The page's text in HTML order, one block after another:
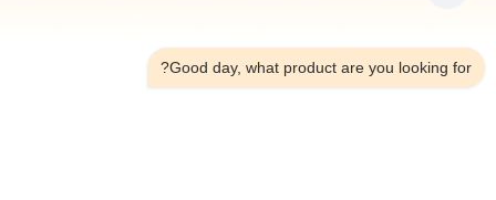
Good day, what product are you looking